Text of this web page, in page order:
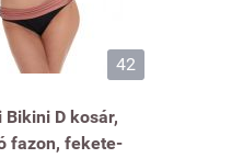
42
Bikini D kosár,
fazon, fekete-